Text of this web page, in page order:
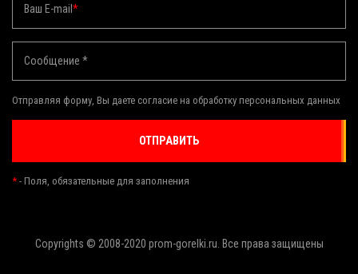
Ваш E-mail *
Сообщение *
Отправляя форму, Вы даете согласие на обработку персональных данных
ОТПРАВИТЬ
* - Поля, обязательные для заполнения
Copyrights © 2008-2020 prom-gorelki.ru. Все права защищены